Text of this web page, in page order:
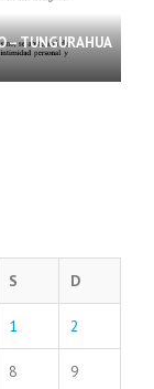
– TUNGURAHUA
S D
1 2
8 9